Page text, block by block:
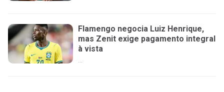
Flamengo negocia Luiz Henrique,
mas Zenit exige pagamento integral
à vista
...